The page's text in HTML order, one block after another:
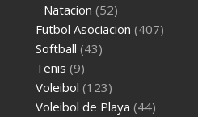
Natacion (52)
Futbol Asociacion (407)
Softball (43)
Tenis (9)
Voleibol (123)
Voleibol de Playa (44)